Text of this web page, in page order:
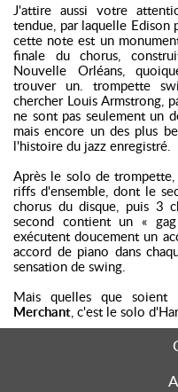
J'attire aussi votre
tendue, par laquelle Edison
cette note est un
finale du chorus,
Nouvelle Orléans,
trouver un. trompette
chercher Louis Armstrong,
ne sont pas seulement un
mais encore un des plus
l'histoire du jazz enregistré.
Après le solo de
riffs d'ensemble, dont le
chorus du disque, puis 3
second contient un «
exécutent doucement un
accord de piano dans
sensation de swing.
Mais quelles que soient
Merchant, c'est le solo